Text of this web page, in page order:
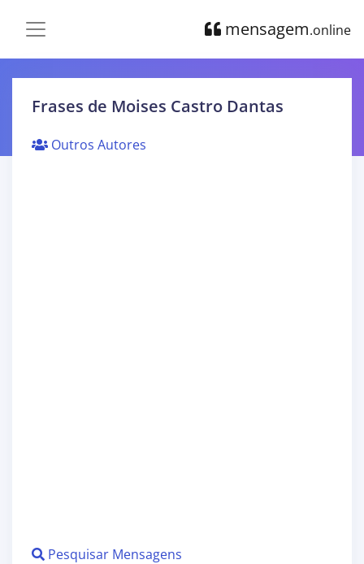
mensagem.online
Frases de Moises Castro Dantas
Outros Autores
Pesquisar Mensagens